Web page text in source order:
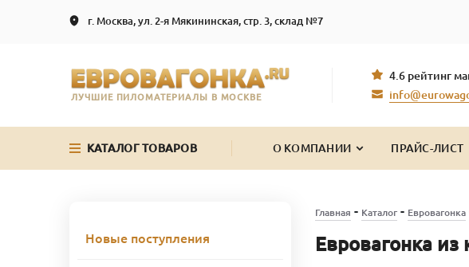
г. Москва, ул. 2-я Мякининская, стр. 3, склад №7
ЛУЧШИЕ ПИЛОМАТЕРИАЛЫ В МОСКВЕ
4.6 рейтинг
КАТАЛОГ ТОВАРОВ О КОМПАНИИ ПРАЙС-ЛИСТ
Главная - Каталог- Евровагонка
Евровагонка
Новые поступления